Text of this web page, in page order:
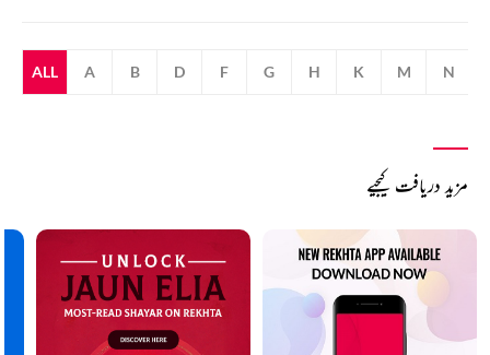
ALL A B D F G H K M N
مزید دریافت کیجیے